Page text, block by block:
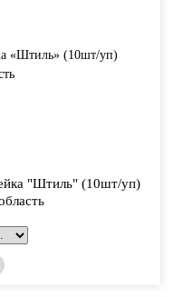
"Штиль" (10шт/уп)